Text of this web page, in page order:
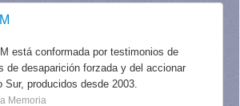
está conformada por testimonios de
de desaparición forzada y del accionar
Sur, producidos desde 2003.
Memoria